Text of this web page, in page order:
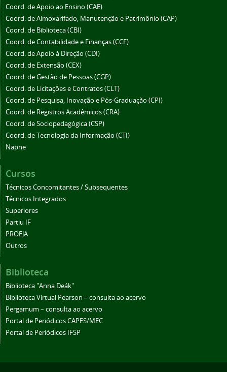
Coord. de Apoio ao Ensino (CAE)
Coord. de Almoxarifado, Manutenção e Patrimônio (CAP)
Coord. de Biblioteca (CBI)
Coord. de Contabilidade e Finanças (CCF)
Coord. de Apoio à Direção (CDI)
Coord. de Extensão (CEX)
Coord. de Gestão de Pessoas (CGP)
Coord. de Licitações e Contratos (CLT)
Coord. de Pesquisa, Inovação e Pós-Graduação (CPI)
Coord. de Registros Acadêmicos (CRA)
Coord. de Sociopedagógica (CSP)
Coord. de Tecnologia da Informação (CTI)
Napne
Cursos
Técnicos Concomitantes / Subsequentes
Técnicos Integrados
Superiores
Partiu IF
PROEJA
Outros
Biblioteca
Biblioteca "Anna Deák"
Biblioteca Virtual Pearson – consulta ao acervo
Pergamum – consulta ao acervo
Portal de Periódicos CAPES/MEC
Portal de Periódicos IFSP